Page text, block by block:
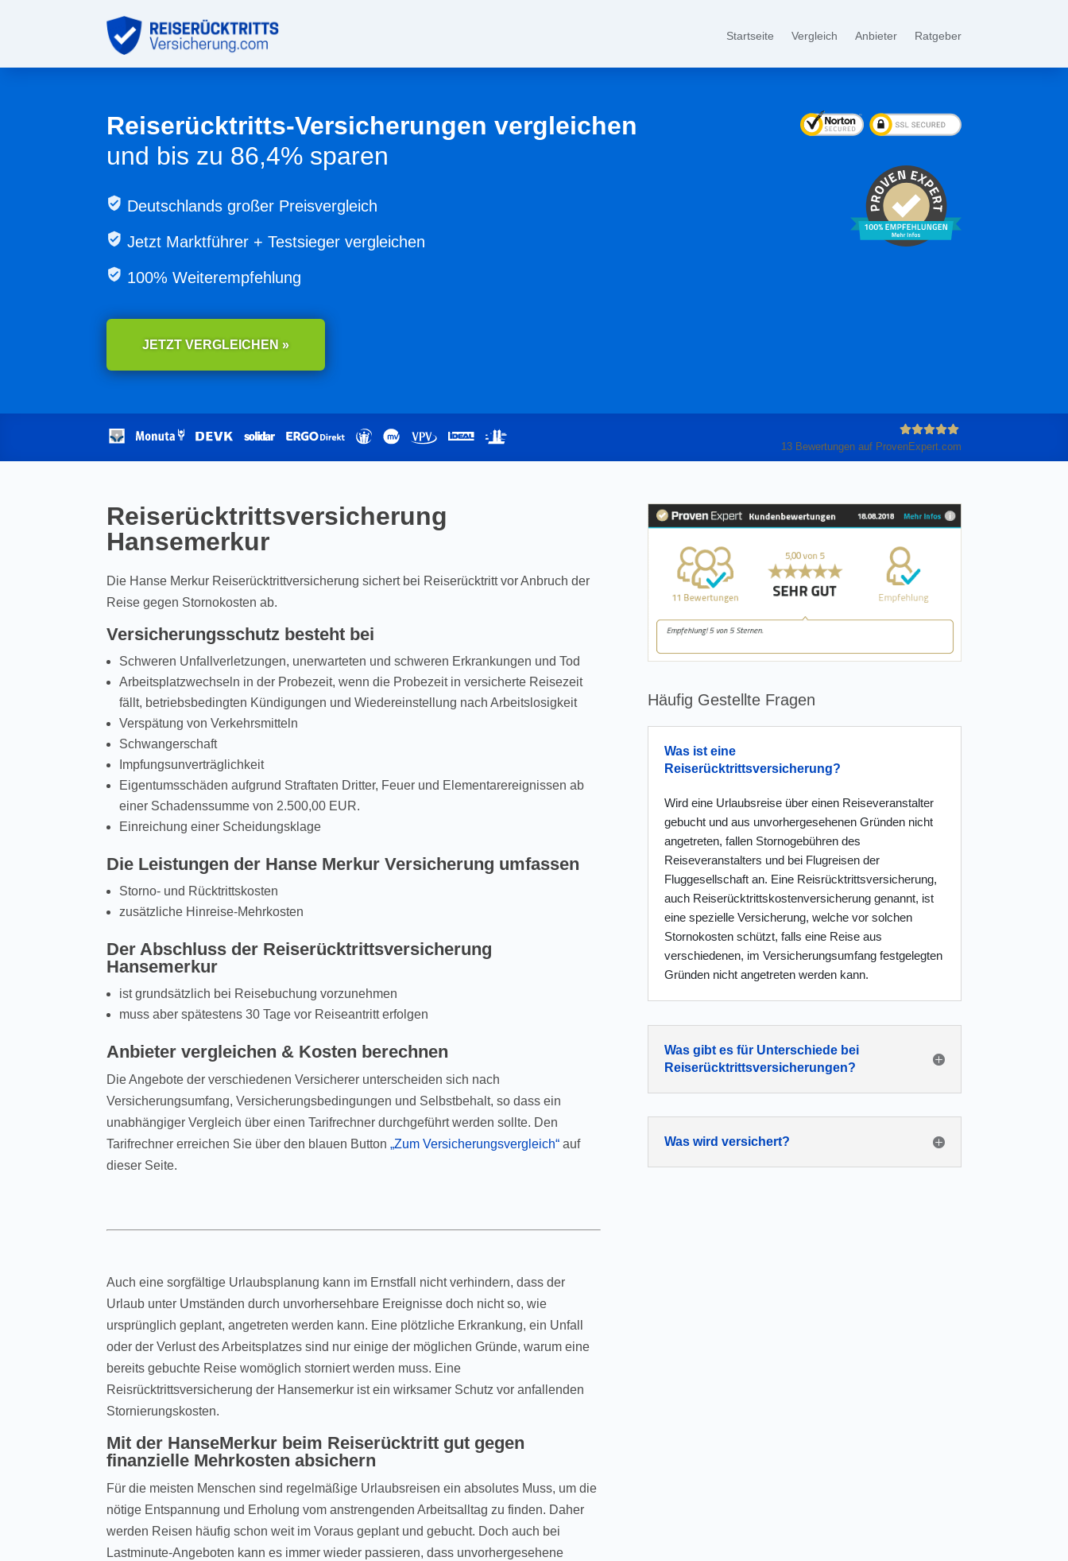
Startseite Vergleich Anbieter Ratgeber
Reiserücktritts-Versicherungen vergleichen
und bis zu 86,4% sparen
Deutschlands großer Preisvergleich
Jetzt Marktführer + Testsieger vergleichen
100% Weiterempfehlung
JETZT VERGLEICHEN »
GmbH
13Bewertungen auf ProvenExpert.com
Reiserücktrittsversicherung
Hansemerkur
Die Hanse Merkur Reiserücktrittversicherung sichert bei Reiserücktritt vor Anbruch der
Reise gegen Stornokosten ab.
Versicherungsschutz besteht bei
Schweren Unfallverletzungen, unerwarteten und schweren Erkrankungen und Tod
Arbeitsplatzwechseln in der Probezeit, wenn die Probezeit in versicherte Reisezeit
fällt, betriebsbedingten Kündigungen und Wiedereinstellung nach Arbeitslosigkeit
Verspätung von Verkehrsmitteln
Schwangerschaft
Impfungsunverträglichkeit
Eigentumsschäden aufgrund Straftaten Dritter, Feuer und Elementarereignissen ab
einer Schadenssumme von 2.500,00 EUR.
Einreichung einer Scheidungsklage
Die Leistungen der Hanse Merkur Versicherung umfassen
Storno- und Rücktrittskosten
zusätzliche Hinreise-Mehrkosten
Der Abschluss der Reiserücktrittsversicherung
Hansemerkur
ist grundsätzlich bei Reisebuchung vorzunehmen
muss aber spätestens 30 Tage vor Reiseantritt erfolgen
Anbieter vergleichen & Kosten berechnen
Die Angebote der verschiedenen Versicherer unterscheiden sich nach
Versicherungsumfang, Versicherungsbedingungen und Selbstbehalt, so dass ein
unabhängiger Vergleich über einen Tarifrechner durchgeführt werden sollte. Den
Tarifrechner erreichen Sie über den blauen Button„Zum Versicherungsvergleich“ auf
dieser Seite.
Auch eine sorgfältige Urlaubsplanung kann im Ernstfall nicht verhindern, dass der
Urlaub unter Umständen durch unvorhersehbare Ereignisse doch nicht so, wie
ursprünglich geplant, angetreten werden kann. Eine plötzliche Erkrankung, ein Unfall
oder der Verlust des Arbeitsplatzes sind nur einige der möglichen Gründe, warum eine
bereits gebuchte Reise womöglich storniert werden muss. Eine
Reisrücktrittsversicherung der Hansemerkur ist ein wirksamer Schutz vor anfallenden
Stornierungskosten.
Mit der HanseMerkur beim Reiserücktritt gut gegen
finanzielle Mehrkosten absichern
Für die meisten Menschen sind regelmäßige Urlaubsreisen ein absolutes Muss, um die
nötige Entspannung und Erholung vom anstrengenden Arbeitsalltag zu finden. Daher
werden Reisen häufig schon weit im Voraus geplant und gebucht. Doch auch bei
Lastminute-Angeboten kann es immer wieder passieren, dass unvorhergesehene
Häufig Gestellte Fragen
Was ist eine
Reiserücktrittsversicherung?
Wird eine Urlaubsreise über einen Reiseveranstalter
gebucht und aus unvorhergesehenen Gründen nicht
angetreten, fallen Stornogebühren des
Reiseveranstalters und bei Flugreisen der
Fluggesellschaft an. Eine Reisrücktrittsversicherung,
auch Reiserücktrittskostenversicherung genannt, ist
eine spezielle Versicherung, welche vor solchen
Stornokosten schützt, falls eine Reise aus
verschiedenen, im Versicherungsumfang festgelegten
Gründen nicht angetreten werden kann.
Was gibt es für Unterschiede bei
Reiserücktrittsversicherungen?
Was wird versichert?